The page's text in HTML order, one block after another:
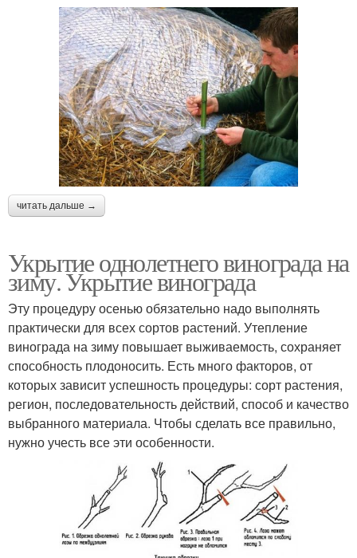
читать дальше →
Укрытие однолетнего винограда на
зиму. Укрытие винограда
Эту процедуру осенью обязательно надо выполнять
практически для всех сортов растений. Утепление
винограда на зиму повышает выживаемость, сохраняет
способность плодоносить. Есть много факторов, от
которых зависит успешность процедуры: сорт растения,
регион, последовательность действий, способ и качество
выбранного материала. Чтобы сделать все правильно,
нужно учесть все эти особенности.